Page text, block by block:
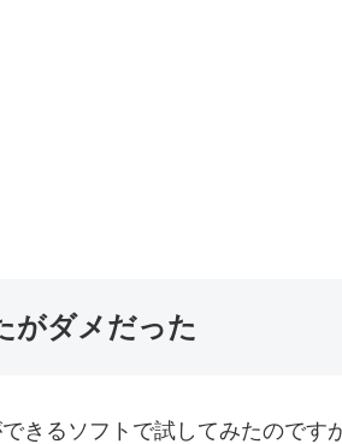
がダメだった
できるソフトで試してみたので